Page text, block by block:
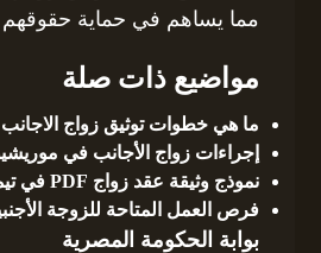
مما يساهم في حماية
مواضيع ذات صلة
ما هي خطوات توثيق زواج الاجانب
إجراءات زواج الأجانب في
نموذج وثيقة عقد زواج PDF في تيمور الشرقية
فرص العمل المتاحة للزوجة
بوابة الحكومة المصرية